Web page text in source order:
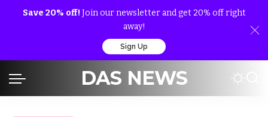
Save 20% off! Join our newsletter and get 20% off right
away!
Sign Up
DAS NEWS